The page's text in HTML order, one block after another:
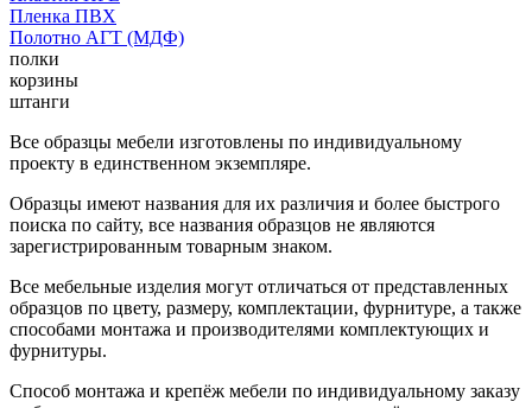
Пленка ПВХ
Полотно АГТ (МДФ)
полки
корзины
штанги
Все образцы мебели изготовлены по индивидуальному
проекту в единственном экземпляре.
Образцы имеют названия для их различия и более быстрого
поиска по сайту, все названия образцов не являются
зарегистрированным товарным знаком.
Все мебельные изделия могут отличаться от представленных
образцов по цвету, размеру, комплектации, фурнитуре, а также
способами монтажа и производителями комплектующих и
фурнитуры.
Способ монтажа и крепёж мебели по индивидуальному заказу